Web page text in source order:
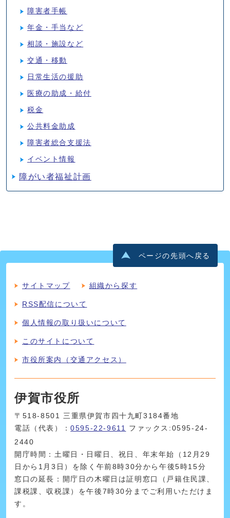
障害者手帳
年金・手当など
相談・施設など
交通・移動
日常生活の援助
医療の助成・給付
税金
公共料金助成
障害者総合支援法
イベント情報
障がい者福祉計画
ページの先頭へ戻る
サイトマップ 組織から探す
RSS配信について
個人情報の取り扱いについて
このサイトについて
市役所案内（交通アクセス）
伊賀市役所
〒518-8501 三重県伊賀市四十九町3184番地
電話（代表）：0595-22-9611
ファックス:0595-24-
2440
開庁時間：土曜日・日曜日、祝日、年末年始（12月29
日から1月3日）を除く午前8時30分から午後5時15分
窓口の延長：開庁日の木曜日は証明窓口（戸籍住民課、
課税課、収税課）を午後7時30分までご利用いただけま
す。